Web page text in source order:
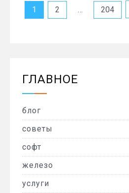
Пагинация
1 2 … 204
ГЛАВНОЕ
блог
советы
софт
железо
услуги